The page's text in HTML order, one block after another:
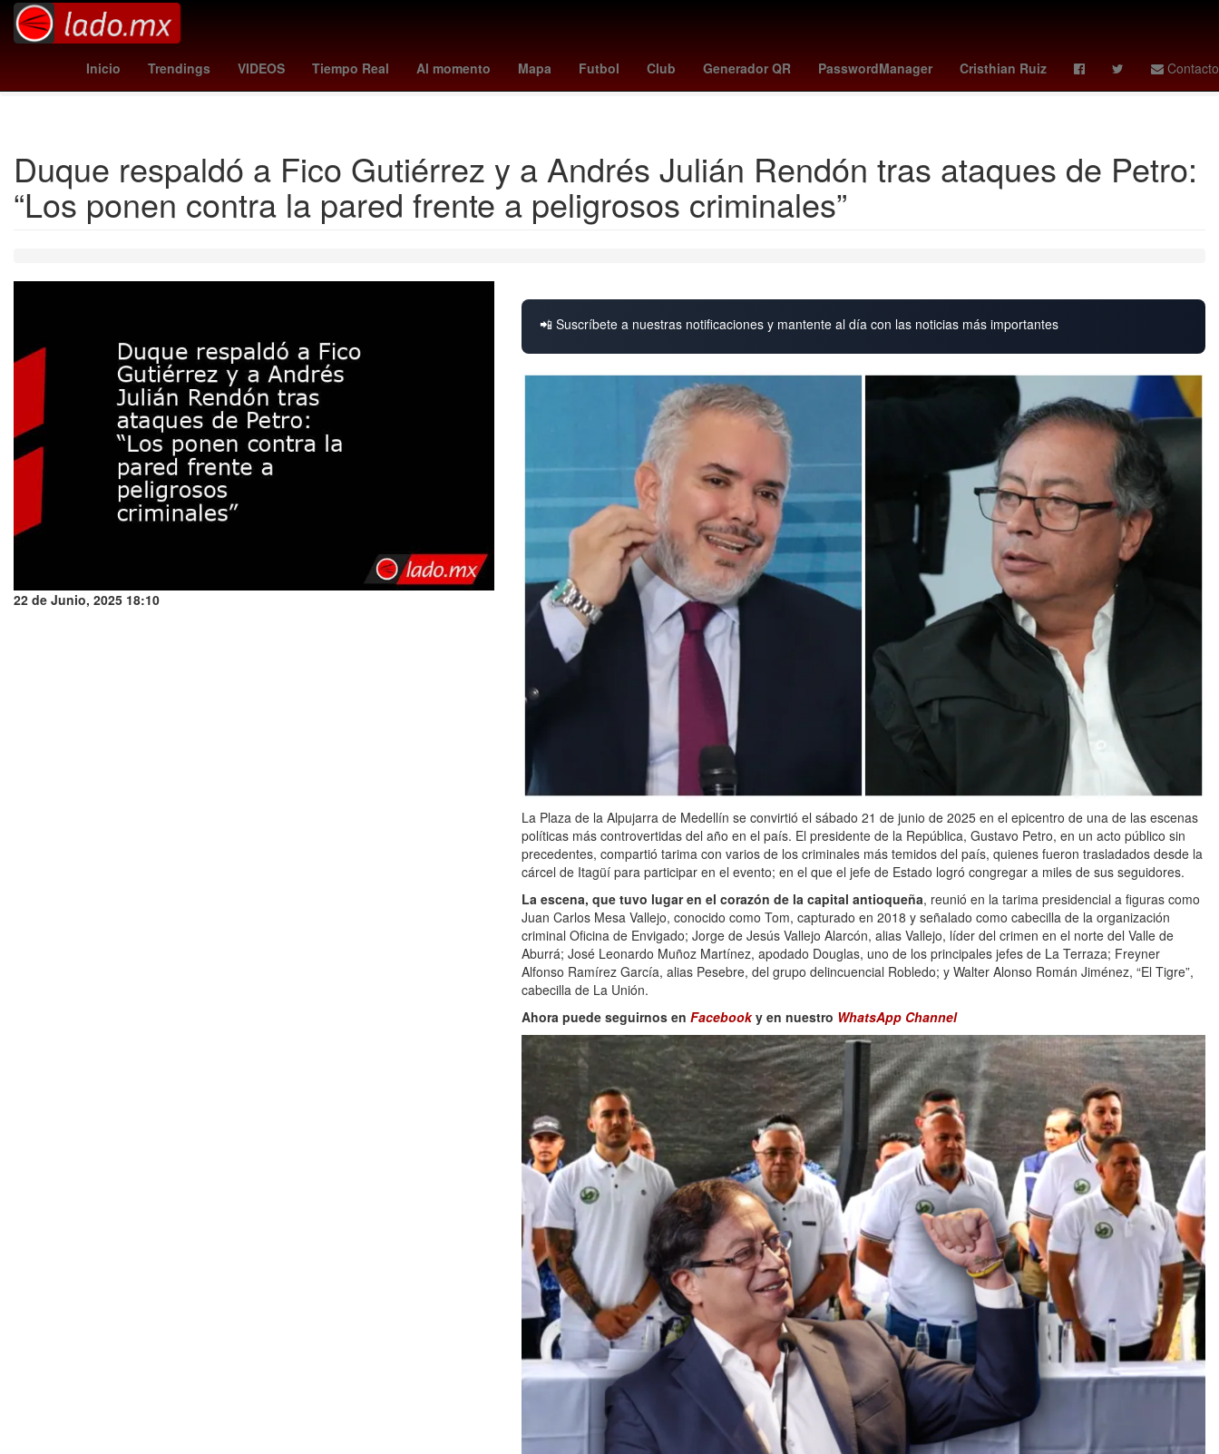
Inicio Trendings VIDEOS Tiempo Real Al momento Mapa Futbol Club Generador QR PasswordManager Cristhian Ruiz Contacto
real sociedad al-shabab - al ittihad Guadalajara pirates - phillies tigers - blue jays a que hora juega pumas vs pachuca swatch x ap guardians - reds
vota la casa de los famosos mexico
Duque respaldó a Fico Gutiérrez y a Andrés Julián Rendón tras ataques de Petro:
“Los ponen contra la pared frente a peligrosos criminales”
22 de Junio, 2025 18:10
📲 Suscríbete a nuestras notificaciones y mantente al día con las noticias más importantes
La Plaza de la Alpujarra de Medellín se convirtió el sábado 21 de junio de 2025 en el epicentro de una de las escenas
políticas más controvertidas del año en el país. El presidente de la República, Gustavo Petro, en un acto público sin
precedentes, compartió tarima con varios de los criminales más temidos del país, quienes fueron trasladados desde la
cárcel de Itagüí para participar en el evento; en el que el jefe de Estado logró congregar a miles de sus seguidores.
La escena, que tuvo lugar en el corazón de la capital antioqueña, reunió en la tarima presidencial a figuras como
Juan Carlos Mesa Vallejo, conocido como Tom, capturado en 2018 y señalado como cabecilla de la organización
criminal Oficina de Envigado; Jorge de Jesús Vallejo Alarcón, alias Vallejo, líder del crimen en el norte del Valle de
Aburrá; José Leonardo Muñoz Martínez, apodado Douglas, uno de los principales jefes de La Terraza; Freyner
Alfonso Ramírez García, alias Pesebre, del grupo delincuencial Robledo; y Walter Alonso Román Jiménez, “El Tigre”,
cabecilla de La Unión.
Ahora puede seguirnos en Facebooky en nuestro WhatsApp Channel